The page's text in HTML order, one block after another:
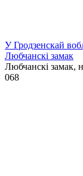
У Гродзенскай
Любчанскі замак
Любчанскі замак,
068